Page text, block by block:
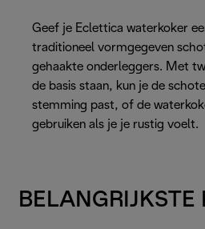
Geef je Eclettica waterkoker
traditioneel vormgegeven
gehaakte onderleggers. Met
de basis staan, kun je de
stemming past, of de
gebruiken als je je rustig voelt.
BELANGRIJKSTE